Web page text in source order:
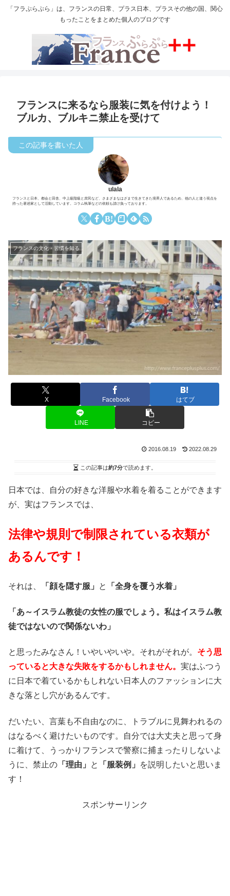
「フラぷらぷら」は、フランスの日常、プラス日本、プラスその他の国、関心
もったことをまとめた個人のブログです
フランスに来るなら服装に気を付けよう！
ブルカ、ブルキニ禁止を受けて
ulala
フランスと日本、都会と田舎、中上級階級と庶民など、さまざまなはざまで生きてきた境界人であるため、他の人と違う視点を
持った著述家として活動しています。コラム執筆などの依頼も請け負っております。
フランスの文化・習慣を知る
X Facebook はてブ
LINE コピー
2016.08.19 2022.08.29
この記事は約7分で読めます。
日本では、自分の好きな洋服や水着を着ることができます
が、実はフランスでは、
法律や規則で制限されている衣類が
あるんです！
それは、 「顔を隠す服」 と 「全身を覆う水着」
「あ～イスラム教徒の女性の服でしょう。私はイスラム教
徒ではないので関係ないわ」
と思ったみなさん！いやいやいや。それがそれが。 そう思
っていると大きな失敗をするかもしれません。 実はふつう
に日本で着ているかもしれない日本人のファッションに大
きな落とし穴があるんです。
だいたい、言葉も不自由なのに、トラブルに見舞われるの
はなるべく避けたいものです。自分では大丈夫と思って身
に着けて、うっかりフランスで警察に捕まったりしないよ
うに、禁止の 「理由」 と 「服装例」
を説明したいと思いま
す！
スポンサーリンク